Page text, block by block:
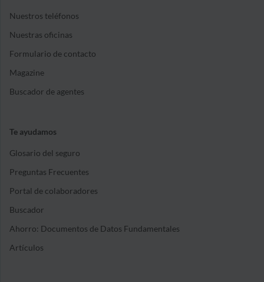
Nuestros teléfonos
Nuestras oficinas
Formulario de contacto
Magazine
Buscador de agentes
Te ayudamos
Glosario del seguro
Preguntas Frecuentes
Portal de colaboradores
Buscador
Ahorro: Documentos de Datos Fundamentales
Artículos